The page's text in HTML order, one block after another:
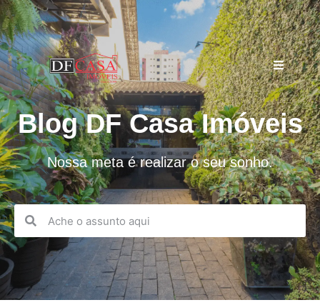
Blog DF Casa Imóveis
Nossa meta é realizar o seu sonho.